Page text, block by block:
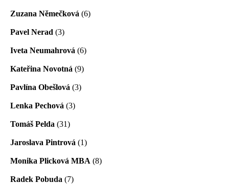
Zuzana Němečková (6)
Pavel Nerad (3)
Iveta Neumahrová (6)
Kateřina Novotná (9)
Pavlína Obešlová (3)
Lenka Pechová (3)
Tomáš Pelda (31)
Jaroslava Pintrová (1)
Monika Plicková MBA (8)
Radek Pobuda (7)